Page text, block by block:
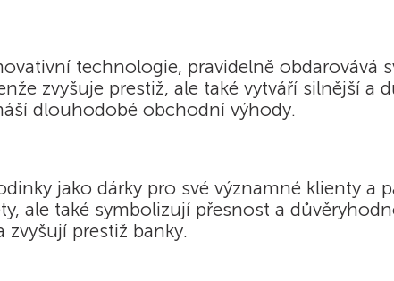
technologie, pravidelně obdarovává
zvyšuje prestiž, ale také vytváří silnější a
dlouhodobé obchodní výhody.
jako dárky pro své významné klienty a
ale také symbolizují přesnost a
zvyšují prestiž banky.